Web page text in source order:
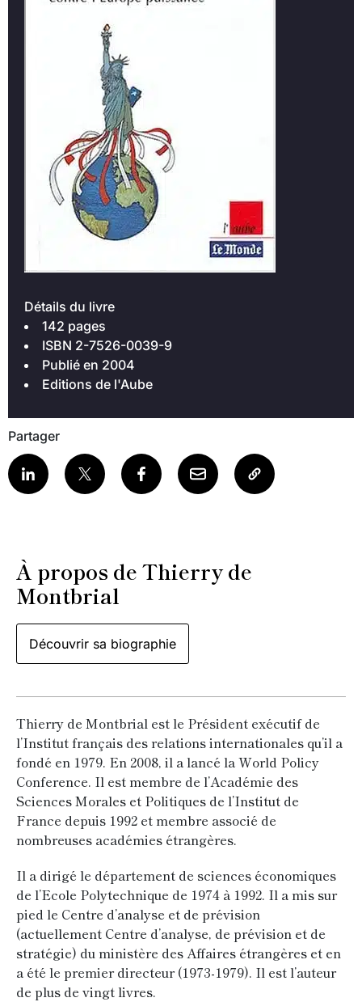
Détails du livre
142 pages
ISBN 2-7526-0039-9
Publié en 2004
Editions de l'Aube
Partager
À propos de Thierry de
Montbrial
Découvrir sa biographie
Thierry de Montbrial est le Président exécutif de
l’Institut français des relations internationales qu’il a
fondé en 1979. En 2008, il a lancé la World Policy
Conference. Il est membre de l’Académie des
Sciences Morales et Politiques de l’Institut de
France depuis 1992 et membre associé de
nombreuses académies étrangères.
Il a dirigé le département de sciences économiques
de l’Ecole Polytechnique de 1974 à 1992. Il a mis sur
pied le Centre d’analyse et de prévision
(actuellement Centre d’analyse, de prévision et de
stratégie) du ministère des Affaires étrangères et en
a été le premier directeur (1973-1979). Il est l’auteur
de plus de vingt livres.